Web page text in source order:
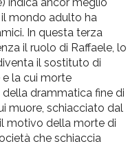
il mondo adulto ha
In questa terza
il ruolo di Raffaele, lo
il sostituto di
e la cui morte
drammatica fine di
muore, schiacciato dal
motivo della morte di
che schiaccia